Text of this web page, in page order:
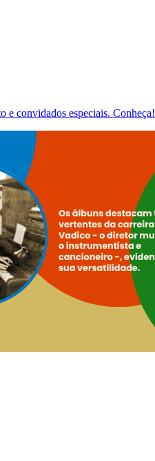
e convidados especiais. Conheça!